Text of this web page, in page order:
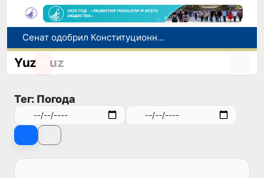
В Ташкенте задержали подозреваемых в распространении крупной партии наркотиков
В Узбекистане упростят назначение пенсий по инвалидности
Сенат одобрил Конституционный закон о правовом статусе Администрации Президента Республики Узбекистан
Yuz uz
Тег: Погода